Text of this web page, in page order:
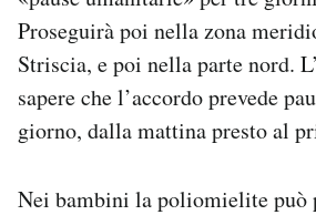
Hai bisogno di aiuto?
Esci
Proseguirà poi nella zona
Striscia, e poi nella parte nord.
sapere che l’accordo prevede
giorno, dalla mattina presto al
Nei bambini la poliomielite può